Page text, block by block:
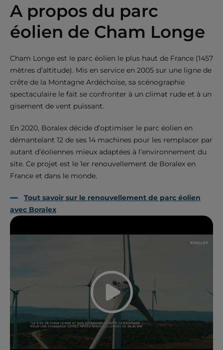
A propos du parc
éolien de Cham Longe
Cham Longe est le parc éolien le plus haut de France (1457
mètres d’altitude). Mis en service en 2005 sur une ligne de
crête de la Montagne Ardéchoise, sa scénographie
spectaculaire le fait se confronter à un climat rude et à un
gisement de vent puissant.
En 2020, Boralex décide d’optimiser le parc éolien en
démantelant 12 de ses 14 machines pour les remplacer par
autant d’éoliennes mieux adaptées à l’environnement du
site. Ce projet est le 1er renouvellement de Boralex en
France et dans le monde.
Tout savoir sur le renouvellement de parc éolien
avec Boralex
Play the